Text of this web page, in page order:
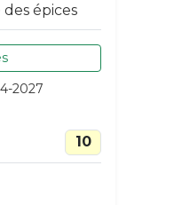
épices
2027
10